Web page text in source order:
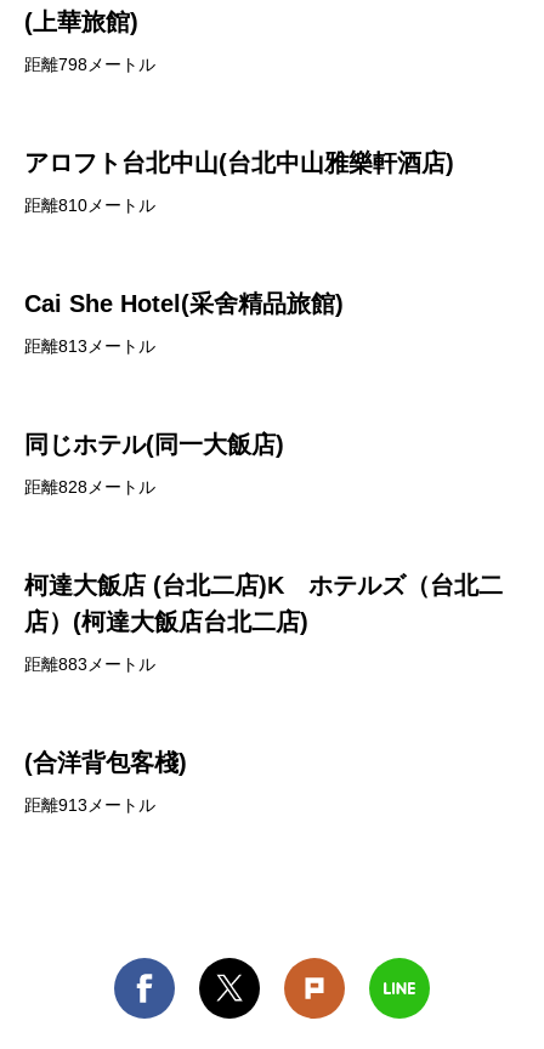
(上華旅館)
距離798メートル
アロフト台北中山(台北中山雅樂軒酒店)
距離810メートル
Cai She Hotel(采舍精品旅館)
距離813メートル
同じホテル(同一大飯店)
距離828メートル
柯達大飯店 (台北二店)K ホテルズ（台北二
店）(柯達大飯店台北二店)
距離883メートル
(合洋背包客棧)
距離913メートル